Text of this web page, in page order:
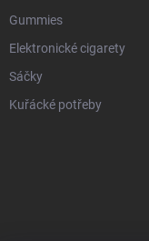
Gummies
Elektronické cigarety
Sáčky
Kuřácké potřeby